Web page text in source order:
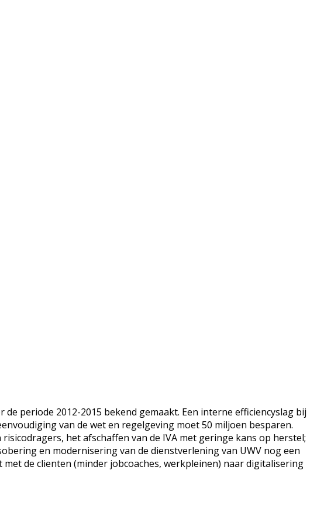
periode 2012-2015 bekend gemaakt. Een interne efficiencyslag bij
van de wet en regelgeving moet 50 miljoen besparen.
het afschaffen van de IVA met geringe kans op herstel;
en modernisering van de dienstverlening van UWV nog een
de clienten (minder jobcoaches, werkpleinen) naar digitalisering